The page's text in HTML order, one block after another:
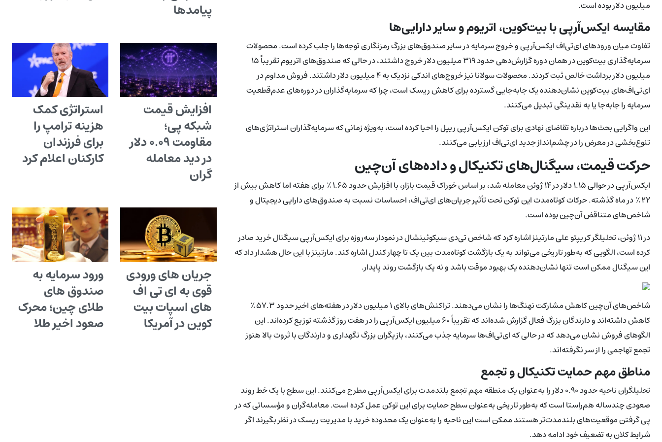
میلیون دلار بوده است.
مقایسه ایکس‌آرپی با بیت‌کوین، اتریوم و سایر دارایی‌ها
تفاوت میان ورودهای ای‌تی‌اف ایکس‌آرپی و خروج سرمایه در سایر صندوق‌های بزرگ رمزنگاری توجه‌ها را جلب کرده است. محصولات
سرمایه‌گذاری بیت‌کوین در همان دوره گزارش‌دهی حدود ۳۱۹ میلیون دلار خروج داشتند، در حالی که صندوق‌های اتریوم تقریباً ۱۵
میلیون دلار برداشت خالص ثبت کردند. محصولات سولانا نیز خروج‌های اندکی نزدیک به ۴ میلیون دلار داشتند. فروش مداوم در
ای‌تی‌اف‌های بیت‌کوین نشان‌دهنده یک جابه‌جایی گسترده برای کاهش ریسک است، چرا که سرمایه‌گذاران در دوره‌های عدم‌قطعیت
سرمایه را جابه‌جا یا به نقدینگی تبدیل می‌کنند.
این واگرایی بحث‌ها درباره تقاضای نهادی برای توکن ایکس‌آرپی ریپل را احیا کرده است، به‌ویژه زمانی که سرمایه‌گذاران استراتژی‌های
تنوع‌بخشی در معرض را در چشم‌انداز جدید ای‌تی‌اف ارزیابی می‌کنند.
حرکت قیمت، سیگنال‌های تکنیکال و داده‌های آن‌چین
ایکس‌آرپی در حوالی ۱.۱۵ دلار در ۱۴ ژوئن معامله شد، بر اساس خوراک قیمت بازار، با افزایش حدود ۱.۶۵٪ برای هفته اما کاهش بیش از
۲۲٪ در ماه گذشته. حرکات کوتاه‌مدت این توکن تحت تأثیر جریان‌های ای‌تی‌اف، احساسات نسبت به صندوق‌های دارایی دیجیتال و
شاخص‌های متناقض آن‌چین بوده است.
در ۱۱ ژوئن، تحلیلگر کریپتو علی مارتینز اشاره کرد که شاخص تی‌دی سیکوئینشال در نمودار سه‌روزه برای ایکس‌آرپی سیگنال خرید صادر
کرده است، الگویی که به‌طور تاریخی می‌تواند به یک بازگشت کوتاه‌مدت بین یک تا چهار کندل اشاره کند. مارتینز با این حال هشدار داد که
این سیگنال ممکن است تنها نشان‌دهنده یک بهبود موقت باشد و نه یک بازگشت روند پایدار.
شاخص‌های آن‌چین کاهش مشارکت نهنگ‌ها را نشان می‌دهند. تراکنش‌های بالای ۱ میلیون دلار در هفته‌های اخیر حدود ۵۷.۳٪
کاهش داشته‌اند و دارندگان بزرگ فعال گزارش شده‌اند که تقریباً ۶۰ میلیون ایکس‌آرپی را در هفت روز گذشته توزیع کرده‌اند. این
الگوهای فروش نشان می‌دهد که در حالی که ای‌تی‌اف‌ها سرمایه جذب می‌کنند، بازیگران بزرگ نگهداری و دارندگان با ثروت بالا هنوز
تجمع تهاجمی را از سر نگرفته‌اند.
مناطق مهم حمایت تکنیکال و تجمع
تحلیلگران ناحیه حدود ۰.۹۰ دلار را به‌عنوان یک منطقه مهم تجمع بلندمدت برای ایکس‌آرپی مطرح می‌کنند. این سطح با یک خط روند
صعودی چندساله هم‌راستا است که به‌طور تاریخی به‌عنوان سطح حمایت برای این توکن عمل کرده است. معامله‌گران و مؤسساتی که در
پی گرفتن موقعیت‌های بلندمدت‌تر هستند ممکن است این ناحیه را به‌عنوان یک محدوده خرید با مدیریت ریسک در نظر بگیرند اگر
شرایط کلان به تضعیف خود ادامه دهد.
پیامدها
افزایش قیمت
شبکه پی؛
مقاومت ۰.۰۹ دلار
در دید معامله
گران
استراتژی کمک
هزینه ترامپ را
برای فرزندان
کارکنان اعلام کرد
جریان های ورودی
قوی به ای تی اف
های اسپات بیت
کوین در آمریکا
ورود سرمایه به
صندوق های
طلای چین؛ محرک
صعود اخیر طلا